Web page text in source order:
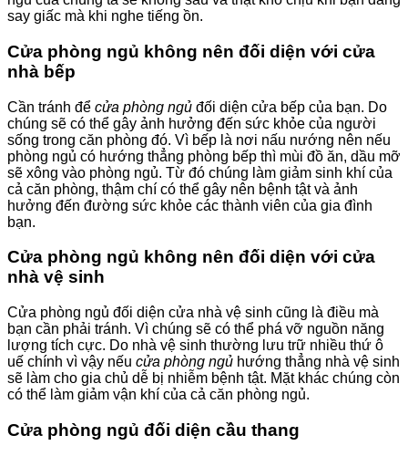
say giấc mà khi nghe tiếng ồn.
Cửa phòng ngủ không nên đối diện với cửa
nhà bếp
Cần tránh để cửa phòng ngủ đối diện cửa bếp của bạn. Do
chúng sẽ có thể gây ảnh hưởng đến sức khỏe của người
sống trong căn phòng đó. Vì bếp là nơi nấu nướng nên nếu
phòng ngủ có hướng thẳng phòng bếp thì mùi đồ ăn, dầu mỡ
sẽ xông vào phòng ngủ. Từ đó chúng làm giảm sinh khí của
cả căn phòng, thậm chí có thể gây nên bệnh tật và ảnh
hưởng đến đường sức khỏe các thành viên của gia đình
bạn.
Cửa phòng ngủ không nên đối diện với cửa
nhà vệ sinh
Cửa phòng ngủ đối diện cửa nhà vệ sinh cũng là điều mà
bạn cần phải tránh. Vì chúng sẽ có thể phá vỡ nguồn năng
lượng tích cực. Do nhà vệ sinh thường lưu trữ nhiều thứ ô
uế chính vì vậy nếu cửa phòng ngủ hướng thẳng nhà vệ sinh
sẽ làm cho gia chủ dễ bị nhiễm bệnh tật. Mặt khác chúng còn
có thể làm giảm vận khí của cả căn phòng ngủ.
Cửa phòng ngủ đối diện cầu thang